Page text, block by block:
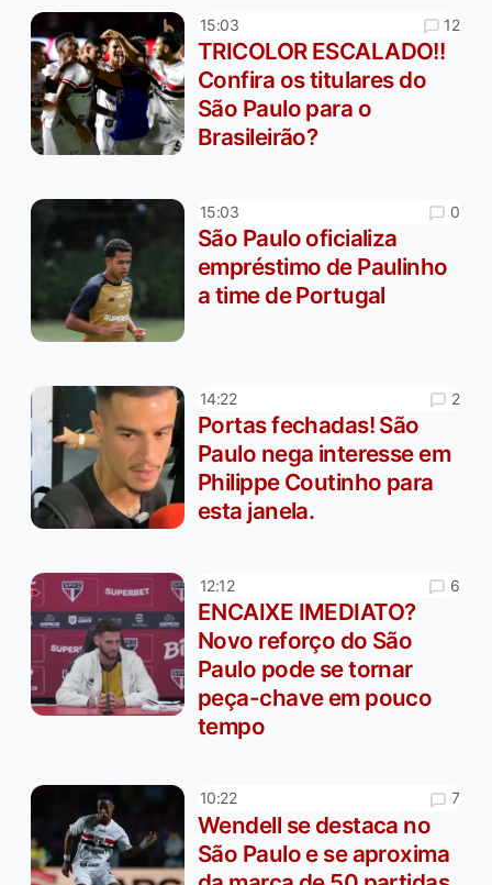
15:03 12
TRICOLOR ESCALADO!!
Confira os titulares do
São Paulo para o
Brasileirão?
15:03 0
São Paulo oficializa
empréstimo de Paulinho
a time de Portugal
14:22 2
Portas fechadas! São
Paulo nega interesse em
Philippe Coutinho para
esta janela.
12:12 6
ENCAIXE IMEDIATO?
Novo reforço do São
Paulo pode se tornar
peça-chave em pouco
tempo
10:22 7
Wendell se destaca no
São Paulo e se aproxima